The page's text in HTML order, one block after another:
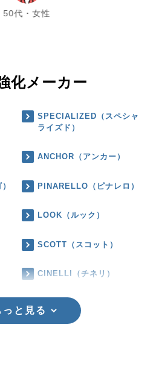
50代・女性
化メーカー
SPECIALIZED（スペシャ
ライズド）
ANCHOR（アンカー）
PINARELLO（ピナレロ）
LOOK（ルック）
SCOTT（スコット）
CINELLI（チネリ）
っと見る